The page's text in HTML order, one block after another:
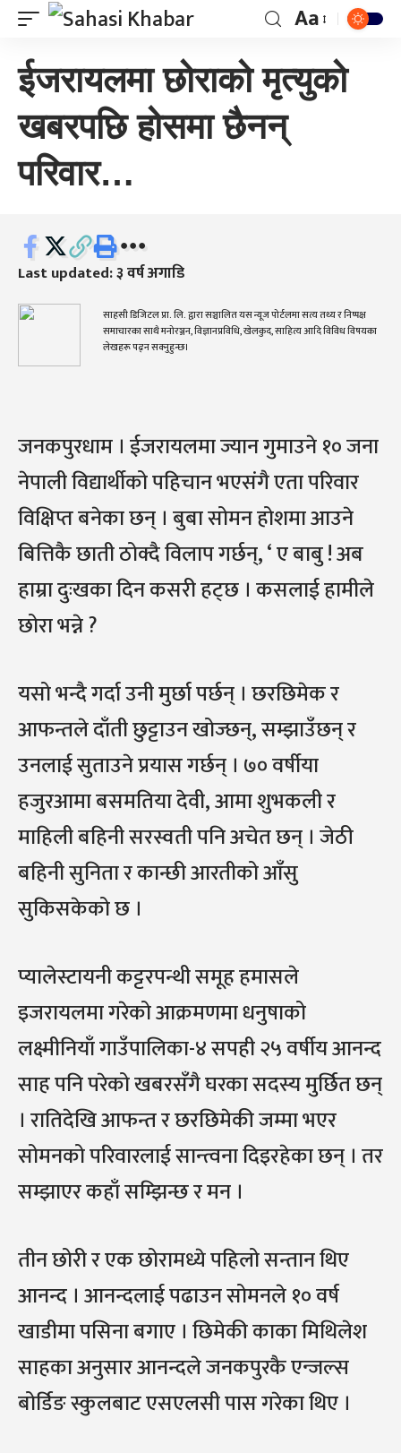
Aa
ईजरायलमा छोराको मृत्युको
खबरपछि होसमा छैनन्
परिवार…
Last updated: ३ वर्ष अगाडि
साहसी डिजिटल प्रा. लि. द्वारा सञ्चालित यस न्यूज पोर्टलमा सत्य तथ्य र निष्पक्ष
समाचारका साथै मनोरञ्जन, विज्ञानप्रविधि, खेलकुद, साहित्य आदि विविध विषयका
लेखहरू पढ्न सक्नुहुन्छ।
जनकपुरधाम । ईजरायलमा ज्यान गुमाउने १० जना
नेपाली विद्यार्थीको पहिचान भएसंगै एता परिवार
विक्षिप्त बनेका छन् । बुबा सोमन होशमा आउने
बित्तिकै छाती ठोक्दै विलाप गर्छन्, ‘ ए बाबु ! अब
हाम्रा दुःखका दिन कसरी हट्छ । कसलाई हामीले
छोरा भन्ने ?
यसो भन्दै गर्दा उनी मुर्छा पर्छन् । छरछिमेक र
आफन्तले दाँती छुट्टाउन खोज्छन्, सम्झाउँछन् र
उनलाई सुताउने प्रयास गर्छन् । ७० वर्षीया
हजुरआमा बसमतिया देवी, आमा शुभकली र
माहिली बहिनी सरस्वती पनि अचेत छन् । जेठी
बहिनी सुनिता र कान्छी आरतीको आँसु
सुकिसकेको छ ।
प्यालेस्टायनी कट्टरपन्थी समूह हमासले
इजरायलमा गरेको आक्रमणमा धनुषाको
लक्ष्मीनियाँ गाउँपालिका-४ सपही २५ वर्षीय आनन्द
साह पनि परेको खबरसँगै घरका सदस्य मुर्छित छन्
। रातिदेखि आफन्त र छरछिमेकी जम्मा भएर
सोमनको परिवारलाई सान्त्वना दिइरहेका छन् । तर
सम्झाएर कहाँ सम्झिन्छ र मन ।
तीन छोरी र एक छोरामध्ये पहिलो सन्तान थिए
आनन्द । आनन्दलाई पढाउन सोमनले १० वर्ष
खाडीमा पसिना बगाए । छिमेकी काका मिथिलेश
साहका अनुसार आनन्दले जनकपुरकै एन्जल्स
बोर्डिङ स्कुलबाट एसएलसी पास गरेका थिए ।